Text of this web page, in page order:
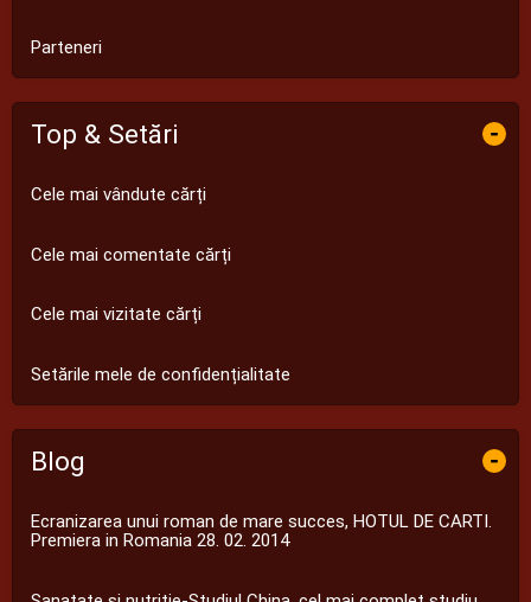
Parteneri
Top & Setări -
Cele mai vândute cărți
Cele mai comentate cărți
Cele mai vizitate cărți
Setările mele de confidențialitate
Blog -
Ecranizarea unui roman de mare succes, HOTUL DE CARTI.
Premiera in Romania 28. 02. 2014